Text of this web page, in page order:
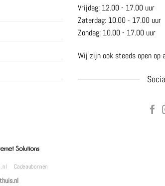
Vrijdag: 12.00 - 17.00 uur
Zaterdag: 10.00 - 17.00 uur
Zondag: 10.00 - 17.00 uur
Wij zijn ook steeds open op
Cadeaubonnen